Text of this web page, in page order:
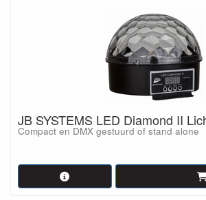
JB SYSTEMS LED Diamond II
Compact en DMX gestuurd of stand alone